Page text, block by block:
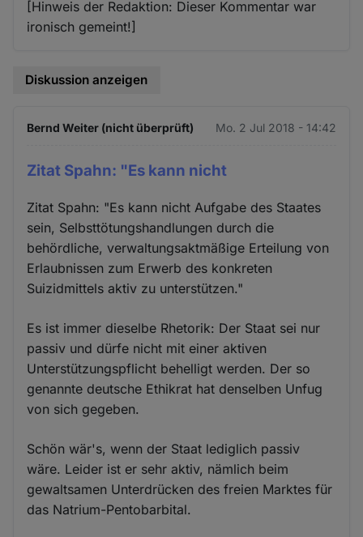
[Hinweis der Redaktion: Dieser Kommentar war
ironisch gemeint!]
Diskussion anzeigen
Bernd Weiter (nicht überprüft) Mo. 2 Jul 2018 - 14:42
Zitat Spahn: "Es kann nicht
Zitat Spahn: "Es kann nicht Aufgabe des Staates
sein, Selbsttötungshandlungen durch die
behördliche, verwaltungsaktmäßige Erteilung von
Erlaubnissen zum Erwerb des konkreten
Suizidmittels aktiv zu unterstützen."
Es ist immer dieselbe Rhetorik: Der Staat sei nur
passiv und dürfe nicht mit einer aktiven
Unterstützungspflicht behelligt werden. Der so
genannte deutsche Ethikrat hat denselben Unfug
von sich gegeben.
Schön wär's, wenn der Staat lediglich passiv
wäre. Leider ist er sehr aktiv, nämlich beim
gewaltsamen Unterdrücken des freien Marktes für
das Natrium-Pentobarbital.